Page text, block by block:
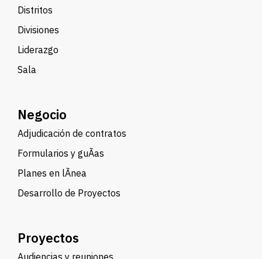
Distritos
Divisiones
Liderazgo
Sala
Negocio
Adjudicación de contratos
Formularios y guÃ­as
Planes en lÃ­nea
Desarrollo de Proyectos
Proyectos
Audiencias y reuniones